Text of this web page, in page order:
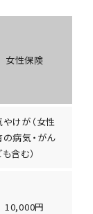
女性保険
けが（女性
病気・がん
含む）
10,000円